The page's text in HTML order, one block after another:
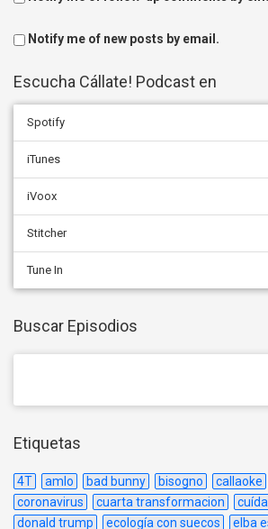
Notify me of new posts by email.
Escucha Cállate! Podcast en
Spotify
iTunes
iVoox
Stitcher
Tune In
Buscar Episodios
Etiquetas
4T amlo bad bunny bisogno callaoke
coronavirus
cuarta transformacion
donald trump
ecología con suecos elba